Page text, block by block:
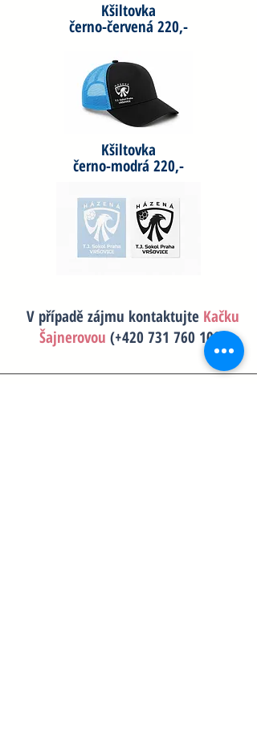
Kšiltovka
černo-červená 220,-
Kšiltovka
černo-modrá 220,-
V případě zájmu kontaktujte Kačku
Šajnerovou (+420 731 760 109)